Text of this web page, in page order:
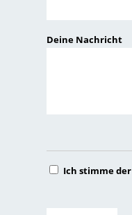
Deine Nachricht
Datenschutz
Ich stimme der